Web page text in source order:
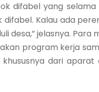
difabel yang
Kalau ada
jelasnya. Para
program kerja
dari aparat